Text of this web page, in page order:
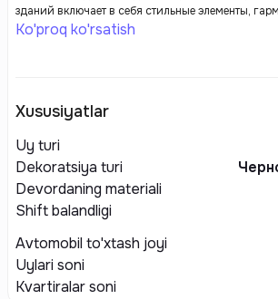
зданий включает в себя стильные элементы,
окружающей природой и городским ландшафтом.
Ko'proq ko'rsatish
Xususiyatlar
Uy turi
Dekoratsiya turi
Devordaning materiali
Shift balandligi
Avtomobil to'xtash joyi
Uylari soni
Kvartiralar soni